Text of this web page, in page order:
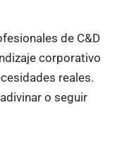
de C&D
corporativo
reales.
o seguir